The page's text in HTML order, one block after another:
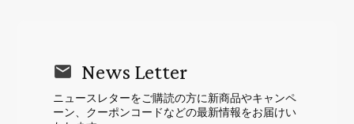
News Letter
ニュースレターをご購読の方に新商品やキャンペ
ーン、クーポンコードなどの最新情報をお届けい